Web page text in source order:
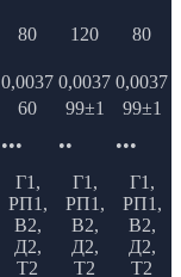
80 120 80
0,0037 0,0037 0,0037
60 99±1
99±1
••• •• •••
Г1,
РП1,
В2,
Д2,
Т2
Г1,
РП1,
В2,
Д2,
Т2
Г1,
РП1,
В2,
Д2,
Т2